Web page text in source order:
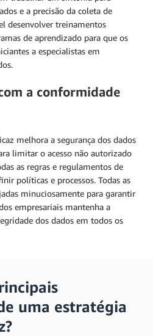
e a precisão da coleta de
desenvolver treinamentos
de aprendizado para que os
a especialistas em
a conformidade
melhora a segurança dos dados
limitar o acesso não autorizado
as regras e regulamentos de
políticas e processos. Todas as
minuciosamente para garantir
empresariais mantenha a
dos dados em todos os
uma estratégia